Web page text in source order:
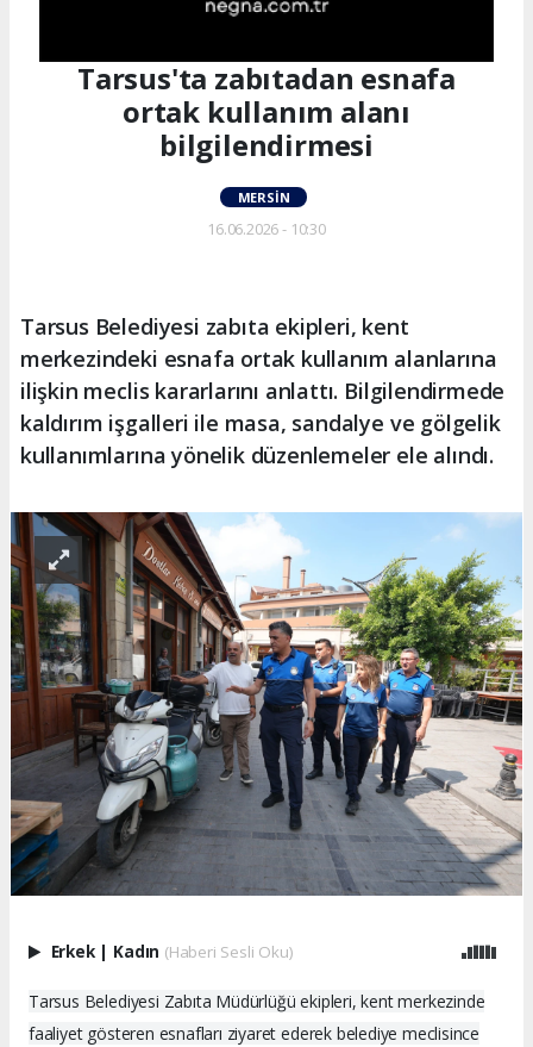
Tarsus'ta zabıtadan esnafa
ortak kullanım alanı
bilgilendirmesi
MERSIN
16.06.2026 - 10:30
Tarsus Belediyesi zabıta ekipleri, kent
merkezindeki esnafa ortak kullanım alanlarına
ilişkin meclis kararlarını anlattı. Bilgilendirmede
kaldırım işgalleri ile masa, sandalye ve gölgelik
kullanımlarına yönelik düzenlemeler ele alındı.
Erkek | Kadın (Haberi Sesli Oku)
Tarsus Belediyesi Zabıta Müdürlüğü ekipleri, kent merkezinde
faaliyet gösteren esnafları ziyaret ederek belediye meclisince